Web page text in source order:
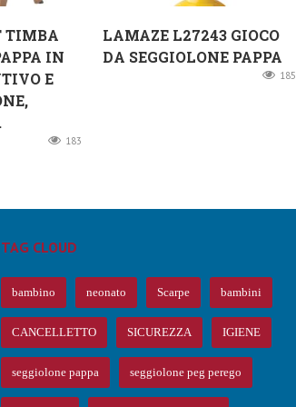
TIMBA
IN
E
183
LAMAZE L27243 GIOCO
DA SEGGIOLONE PAPPA
185
TAG CLOUD
bambino neonato Scarpe bambini
CANCELLETTO SICUREZZA IGIENE
seggiolone pappa seggiolone peg perego